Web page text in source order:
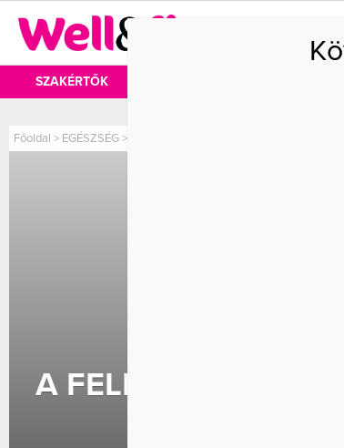
SZAKÉRTŐK
Főoldal > EGÉSZSÉG>
A FELEDÉKENYSÉG